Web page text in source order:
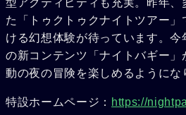
型アクティビティも充実。昨年、
た「トゥクトゥクナイトツアー」
ける幻想体験が待っています。今
の新コンテンツ「ナイトバギー
動の夜の冒険を楽しめるようにな
特設ホームページ： https://